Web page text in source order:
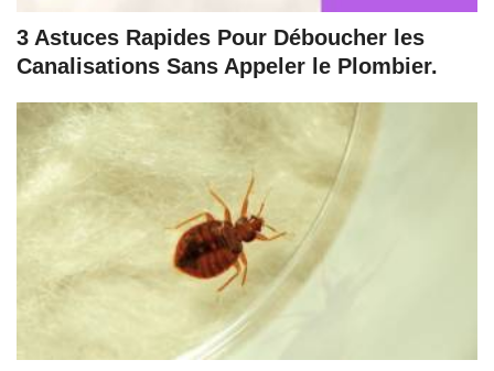
3 Astuces Rapides Pour Déboucher les
Canalisations Sans Appeler le Plombier.